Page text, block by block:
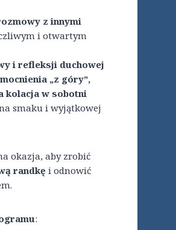
z innymi
i otwartym
i refleksji duchowej
„z góry”,
kolacja w sobotni
smaku i wyjątkowej
okazja, aby zrobić
randkę i odnowić
: